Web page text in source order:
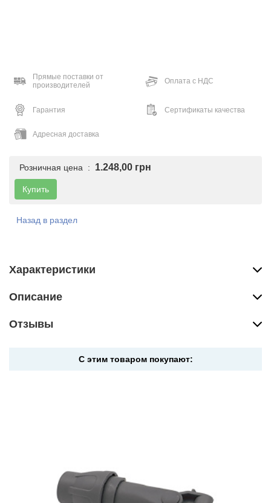
Прямые поставки от
производителей
Оплата с НДС
Гарантия Сертификаты качества
Адресная доставка
Розничная цена : 1.248,00 грн
Купить
Назад в раздел
Характеристики
Описание
Отзывы
С этим товаром покупают: